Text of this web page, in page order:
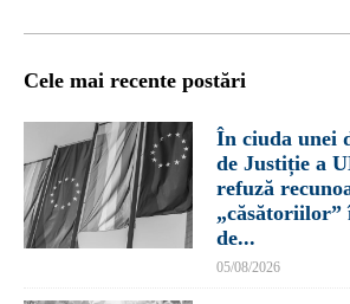
Cele mai recente postări
În ciuda unei
de Justiție a
refuză
„căsătoriilor”
de...
05/08/2026